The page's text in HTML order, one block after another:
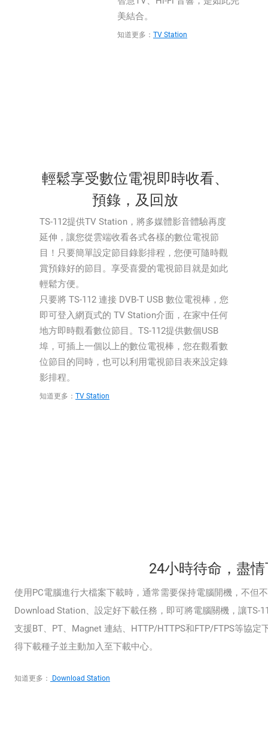
美結合。
知道更多： TV Station
輕鬆享受數位電視即時收看、
預錄，及回放
TS-112提供TV Station，將多媒體影音體驗再度
延伸，讓您從雲端收看各式各樣的數位電視節
目！只要簡單設定節目錄影排程，您便可隨時觀
賞預錄好的節目。享受喜愛的電視節目就是如此
輕鬆方便。
只要將 TS-112 連接 DVB-T USB 數位電視棒，您
即可登入網頁式的 TV Station介面，在家中任何
地方即時觀看數位節目。TS-112提供數個USB
埠，可插上一個以上的數位電視棒，您在觀看數
位節目的同時，也可以利用電視節目表來設定錄
影排程。
知道更多： TV Station
24小時待命，盡
使用PC電腦進行大檔案下載時，通常需要保持電腦開機，不但
Download Station、設定好下載任務，即可將電腦關機，讓TS-
支援BT、PT、Magnet 連結、HTTP/HTTPS和FTP/FTPS等協定
得下載種子並主動加入至下載中心。
知道更多： Download Station